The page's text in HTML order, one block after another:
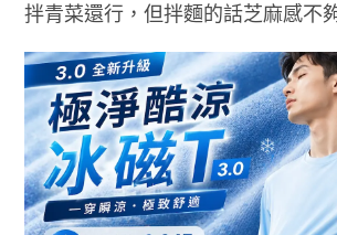
拌青菜還行，但拌麵的話芝麻感不